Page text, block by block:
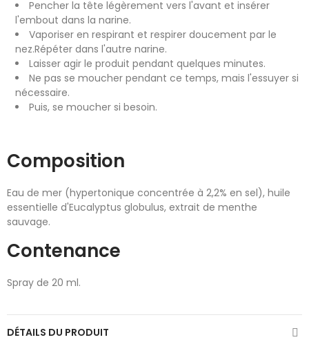
Pencher la tête légèrement vers l'avant et insérer
l'embout dans la narine.
Vaporiser en respirant et respirer doucement par le
nez.Répéter dans l'autre narine.
Laisser agir le produit pendant quelques minutes.
Ne pas se moucher pendant ce temps, mais l'essuyer si
nécessaire.
Puis, se moucher si besoin.
Composition
Eau de mer (hypertonique concentrée à 2,2% en sel), huile
essentielle d'Eucalyptus globulus, extrait de menthe
sauvage.
Contenance
Spray de 20 ml.
DÉTAILS DU PRODUIT